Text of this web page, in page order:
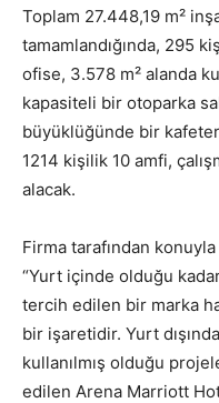
Toplam 27.448,19 m²
tamamlandığında, 295
ofise, 3.578 m² alanda
kapasiteli bir otoparka
büyüklüğünde bir
1214 kişilik 10 amfi,
alacak.
Firma tarafından
“Yurt içinde olduğu
tercih edilen bir marka
bir işaretidir. Yurt
kullanılmış olduğu
edilen Arena Marriott